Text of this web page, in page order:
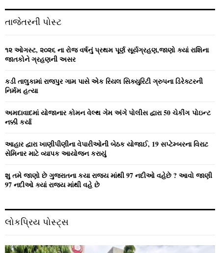
h
o
r
C
તાજેતરની પોસ્ટ
૧૨ ઓગસ્ટ, ૨૦૨૬ ના રોજ વર્ષનું પ્રથમ પૂર્ણ સૂર્યગ્રહણ,જાણો ક્યાં રાશિના
જાતકોને ગ્રહણની અસર
કડી તાલુકામાં રાજપુર ગામ પાસે એક રિયલ સિક્યુરિટી ગ્રુપના ડિરેક્ટરની
નિર્મમ હત્યા
અમદાવાદમાં યોજાનાર કોમન વેલ્‍થ ગેમ અંગે પોલીસ દ્વારા 50 ચેકીંગ પોઇન્‍ટ
નક્કી કર્યા
આહાર દ્વારા ખાણીપીણીના વેપારીઓની બેઠક યોજાઈ, 19 સપ્ટેમ્બરના વિરાટ
સેમિનાર માટે વ્યાપક આયોજન કરાયું
શુ તમે જાણો છે ગુજરાતના કયા રાજ્ય માંથી 97 નદીઓ વહેછે ? આવો જાણી
97 નદીઓ ક્યાં રાજ્ય માંથી વહે છે
લોકપ્રિય પોસ્ટ્સ